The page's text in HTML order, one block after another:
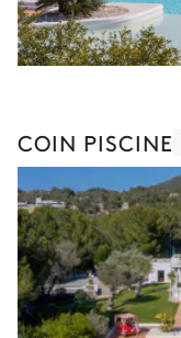
COIN PISCINE